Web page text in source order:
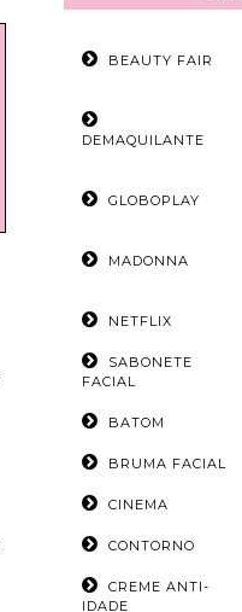
BEAUTY FAIR
DEMAQUILANTE
GLOBOPLAY
MADONNA
NETFLIX
SABONETE
FACIAL
BATOM
BRUMA FACIAL
CINEMA
CONTORNO
CREME ANTI-
IDADE